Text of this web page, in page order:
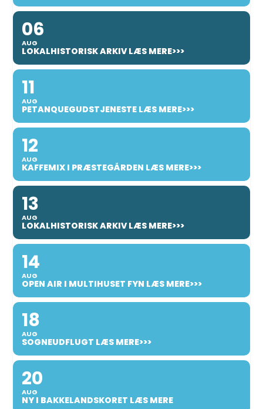
06
AUG
LOKALHISTORISK ARKIV LÆS MERE>>>
11
AUG
PETANQUEGUDSTJENESTE LÆS MERE>>>
12
AUG
KAFFEMIX I PRÆSTEGÅRDEN LÆS MERE>>>
13
AUG
LOKALHISTORISK ARKIV LÆS MERE>>>
14
AUG
OPEN AIR I MULTIHUSET FYN LÆS MERE>>>
18
AUG
SOGNEUDFLUGT LÆS MERE>>>
20
AUG
NY I BAKKELANDSKORET LÆS MERE